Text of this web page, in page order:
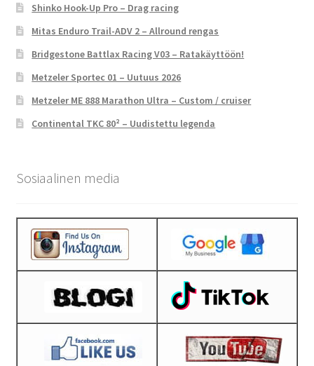
Shinko Hook-Up Pro – Drag racing
Mitas Enduro Trail-ADV 2 – Allround rengas
Bridgestone Battlax Racing V03 – Ratakäyttöön!
Metzeler Sportec 01 – Uutuus 2026
Metzeler ME 888 Marathon Ultra – Custom / cruiser
Continental TKC 80² – Uudistettu legenda
Sosiaalinen media